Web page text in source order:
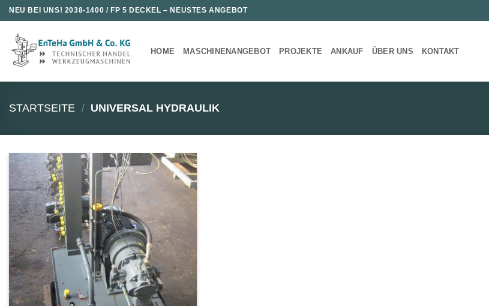
Zum
Inhalt
springen
NEU BEI UNS! 2038-1400 / FP 5 DECKEL – NEUSTES ANGEBOT
HOME MASCHINENANGEBOT PROJEKTE ANKAUF ÜBER UNS KONTAKT
STARTSEITE / UNIVERSAL HYDRAULIK